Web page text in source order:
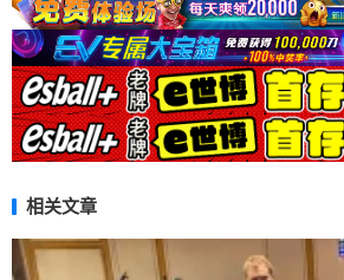
相关文章